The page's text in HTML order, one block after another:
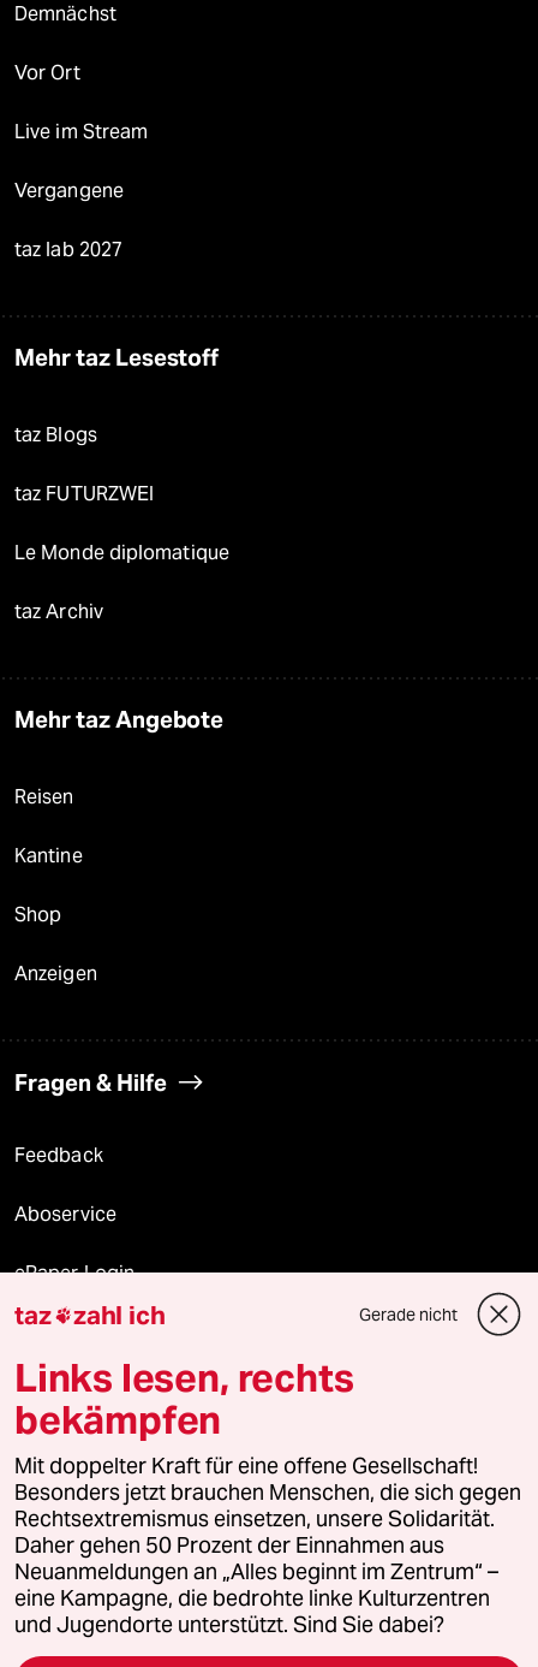
Demnächst
Vor Ort
Live im Stream
Vergangene
taz lab 2027
Mehr taz Lesestoff
taz Blogs
taz FUTURZWEI
Le Monde diplomatique
taz Archiv
Mehr taz Angebote
Reisen
Kantine
Shop
Anzeigen
Fragen & Hilfe
Feedback
Aboservice
ePaper Login
Downloads für Abonnierende
© 2026 taz Verlags und Vertriebs GmbH
Alle Rechte vorbehalten. Bei rechtlichen Fragen oder für Genehmigungen
wenden Sie sich bitte an
lizenzen@taz.de
Feedback Redaktionsstatut Kommune-Richtlinien
Leitlinie Informant Datenschutz Impressum AGB
taz zahl ich Gerade nicht
Links lesen, rechts
bekämpfen
Mit doppelter Kraft für eine offene Gesellschaft!
Besonders jetzt brauchen Menschen, die sich gegen
Rechtsextremismus einsetzen, unsere Solidarität.
Daher gehen 50 Prozent der Einnahmen aus
Neuanmeldungen an „Alles beginnt im Zentrum“ –
eine Kampagne, die bedrohte linke Kulturzentren
und Jugendorte unterstützt. Sind Sie dabei?